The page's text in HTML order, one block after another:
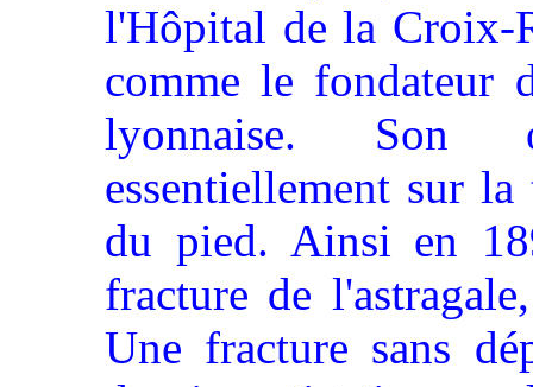
l'Hôpital de la Croix-
comme le fondateur
lyonnaise. Son
essentiellement sur
du pied. Ainsi en
fracture de
Une fracture sans